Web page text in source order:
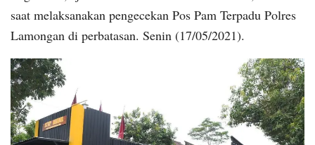
saat melaksanakan pengecekan Pos Pam Terpadu Polres
Lamongan di perbatasan. Senin (17/05/2021).